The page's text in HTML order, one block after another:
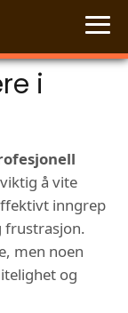
i
å vite
inngrep
frustrasjon.
men noen
og